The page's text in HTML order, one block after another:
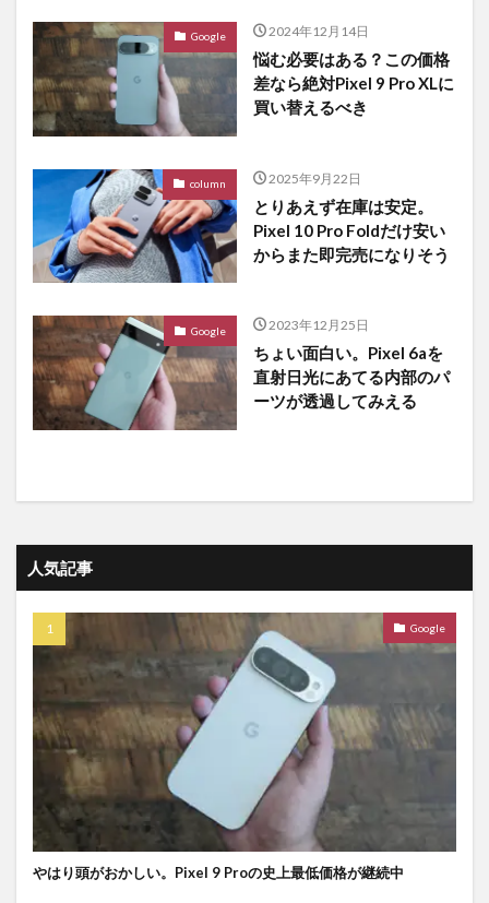
Google 2024年12月14日
悩む必要はある？この価格
差なら絶対Pixel 9 Pro XLに
買い替えるべき
column 2025年9月22日
とりあえず在庫は安定。
Pixel 10 Pro Foldだけ安い
からまた即完売になりそう
Google 2023年12月25日
ちょい面白い。Pixel 6aを
直射日光にあてる内部のパ
ーツが透過してみえる
人気記事
Google
やはり頭がおかしい。Pixel 9 Proの史上最低価格が継続中